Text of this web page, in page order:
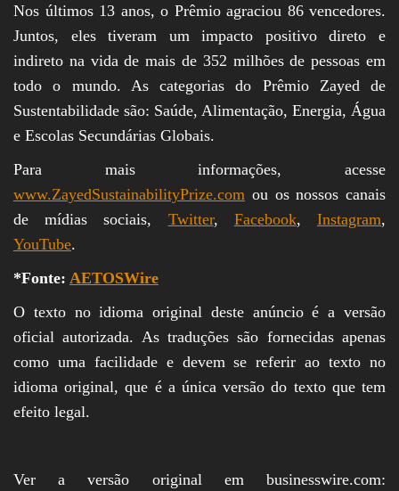
Nos últimos 13 anos, o Prêmio agraciou 86 vencedores.
Juntos, eles tiveram um impacto positivo direto e
indireto na vida de mais de 352 milhões de pessoas em
todo o mundo. As categorias do Prêmio Zayed de
Sustentabilidade são: Saúde, Alimentação, Energia, Água
e Escolas Secundárias Globais.
Para mais informações, acesse
www.ZayedSustainabilityPrize.com ou os nossos canais
de mídias sociais, Twitter, Facebook,Instagram,
YouTube.
*Fonte: AETOSWire
O texto no idioma original deste anúncio é a versão
oficial autorizada. As traduções são fornecidas apenas
como uma facilidade e devem se referir ao texto no
idioma original, que é a única versão do texto que tem
efeito legal.
Ver a versão original em businesswire.com: